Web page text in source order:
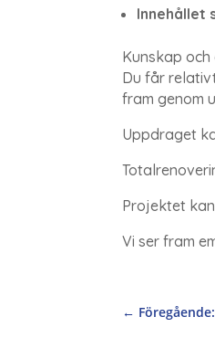
Innehållet
Kunskap
Du får
fram genom
Uppdraget
Projektet
Vi ser fram
←